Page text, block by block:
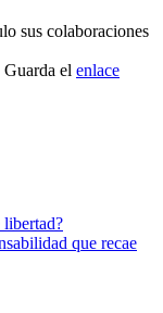
sus colaboraciones
Guarda el enlace
libertad?
que recae